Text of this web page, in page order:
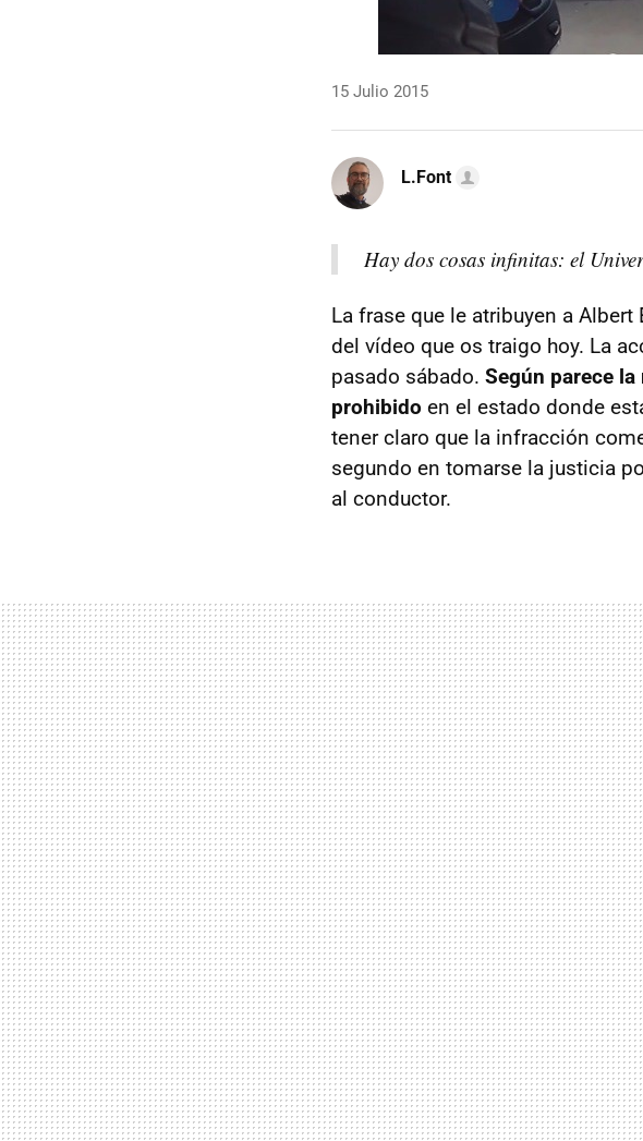
15 Julio 2015
L.Font
Hay dos cosas infinitas: el
La frase que le atribuyen a
del vídeo que os traigo hoy. La
pasado sábado. Según parece
prohibido en el estado donde
tener claro que la infracción
segundo en tomarse la justicia
al conductor.